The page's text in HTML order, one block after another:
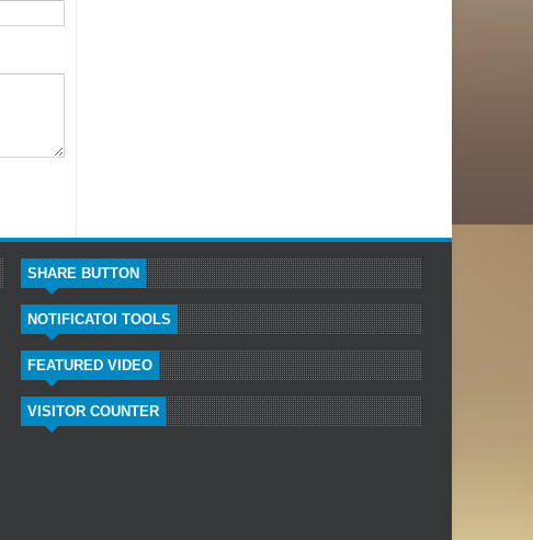
SHARE BUTTON
NOTIFICATOI TOOLS
FEATURED VIDEO
VISITOR COUNTER